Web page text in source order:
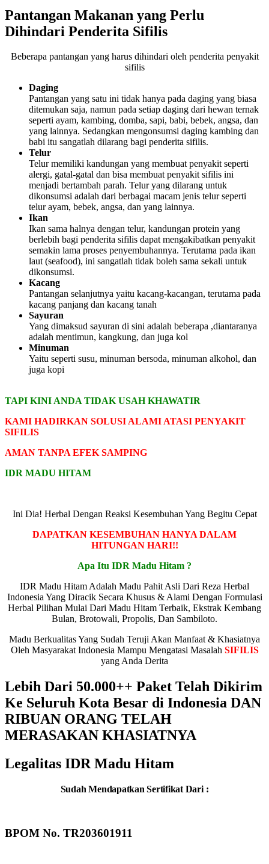
Pantangan Makanan yang Perlu
Dihindari Penderita Sifilis
Beberapa pantangan yang harus dihindari oleh penderita penyakit
sifilis
Daging
Pantangan yang satu ini tidak hanya pada daging yang biasa
ditemukan saja, namun pada setiap daging dari hewan ternak
seperti ayam, kambing, domba, sapi, babi, bebek, angsa, dan
yang lainnya. Sedangkan mengonsumsi daging kambing dan
babi itu sangatlah dilarang bagi penderita sifilis.
Telur
Telur memiliki kandungan yang membuat penyakit seperti
alergi, gatal-gatal dan bisa membuat penyakit sifilis ini
menjadi bertambah parah. Telur yang dilarang untuk
dikonsumsi adalah dari berbagai macam jenis telur seperti
telur ayam, bebek, angsa, dan yang lainnya.
Ikan
Ikan sama halnya dengan telur, kandungan protein yang
berlebih bagi penderita sifilis dapat mengakibatkan penyakit
semakin lama proses penyembuhannya. Terutama pada ikan
laut (seafood), ini sangatlah tidak boleh sama sekali untuk
dikonsumsi.
Kacang
Pantangan selanjutnya yaitu kacang-kacangan, terutama pada
kacang panjang dan kacang tanah
Sayuran
Yang dimaksud sayuran di sini adalah beberapa ,diantaranya
adalah mentimun, kangkung, dan juga kol
Minuman
Yaitu seperti susu, minuman bersoda, minuman alkohol, dan
juga kopi
TAPI KINI ANDA TIDAK USAH KHAWATIR
KAMI HADIRKAN SOLUSI ALAMI ATASI PENYAKIT
SIFILIS
AMAN TANPA EFEK SAMPING
IDR MADU HITAM
Ini Dia! Herbal Dengan Reaksi Kesembuhan Yang Begitu Cepat
DAPATKAN KESEMBUHAN HANYA DALAM
HITUNGAN HARI!!
Apa Itu IDR Madu Hitam ?
IDR Madu Hitam Adalah Madu Pahit Asli Dari Reza Herbal
Indonesia Yang Diracik Secara Khusus & Alami Dengan Formulasi
Herbal Pilihan Mulai Dari Madu Hitam Terbaik, Ekstrak Kembang
Bulan, Brotowali, Propolis, Dan Sambiloto.
Madu Berkualitas Yang Sudah Teruji Akan Manfaat & Khasiatnya
Oleh Masyarakat Indonesia Mampu Mengatasi Masalah SIFILIS
yang Anda Derita
Lebih Dari 50.000++ Paket Telah Dikirim
Ke Seluruh Kota Besar di Indonesia DAN
RIBUAN ORANG TELAH
MERASAKAN KHASIATNYA
Legalitas IDR Madu Hitam
Sudah Mendapatkan Sertifikat Dari :
BPOM No. TR203601911